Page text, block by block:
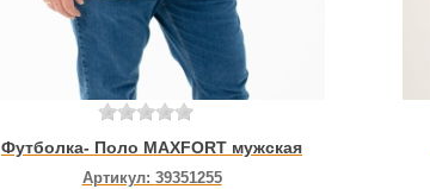
Футболка- Поло MAXFORT мужская
Артикул: 39351255